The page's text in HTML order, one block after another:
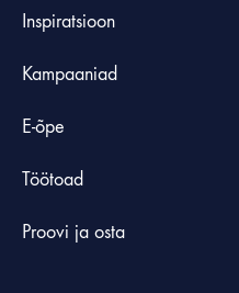
Inspiratsioon
Kampaaniad
E-õpe
Töötoad
Proovi ja osta